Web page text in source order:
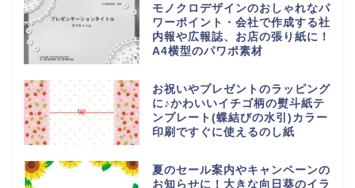
モノクロデザインのおしゃれなパ
ワーポイント・会社で作成する社
内報や広報誌、お店の張り紙に！
A4横型のパワポ素材
お祝いやプレゼントのラッピング
に♪かわいいイチゴ柄の熨斗紙テ
ンプレート(蝶結びの水引)カラー
印刷ですぐに使えるのし紙
夏のセール案内やキャンペーンの
お知らせに！大きな向日葵のイラ